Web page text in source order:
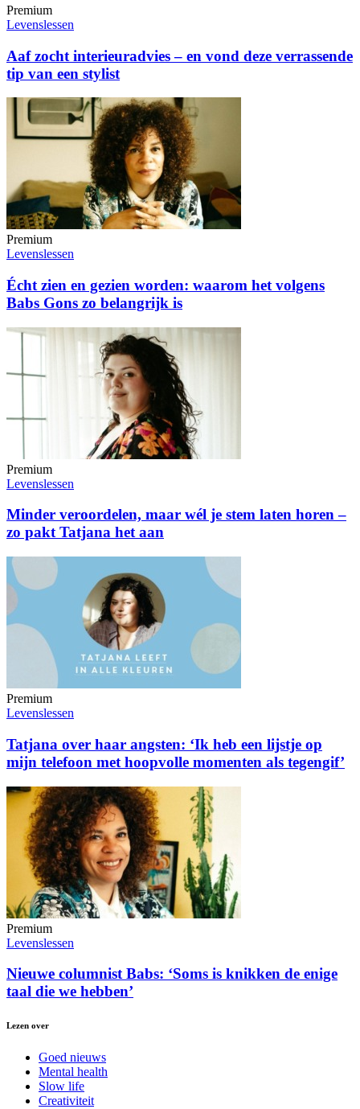
Premium
Levenslessen
Aaf zocht interieuradvies – en vond deze verrassende
tip van een stylist
Premium
Levenslessen
Écht zien en gezien worden: waarom het volgens
Babs Gons zo belangrijk is
Premium
Levenslessen
Minder veroordelen, maar wél je stem laten horen –
zo pakt Tatjana het aan
Premium
Levenslessen
Tatjana over haar angsten: ‘Ik heb een lijstje op
mijn telefoon met hoopvolle momenten als tegengif’
Premium
Levenslessen
Nieuwe columnist Babs: ‘Soms is knikken de enige
taal die we hebben’
Lezen over
Goed nieuws
Mental health
Slow life
Creativiteit